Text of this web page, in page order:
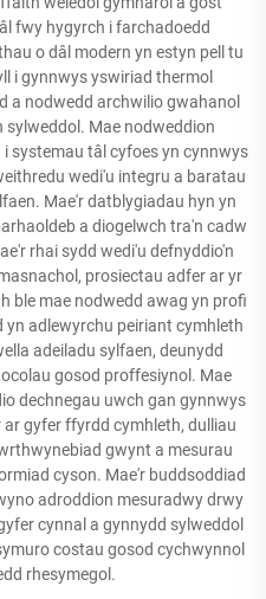
fwy hygyrch i farchadoedd
o dâl modern yn estyn pell tu
i gynnwys yswiriad thermol
a nodwedd archwilio gwahanol
sylweddol. Mae nodweddion
systemau tâl cyfoes yn cynnwys
wedi'u integru a baratau
Mae'r datblygiadau hyn yn
a diogelwch tra'n cadw
rhai sydd wedi'u defnyddio'n
prosiectau adfer ar yr
ble mae nodwedd awag yn profi
adlewyrchu peiriant cymhleth
adeiladu sylfaen, deunydd
gosod proffesiynol. Mae
dechnegau uwch gan gynnwys
gyfer ffyrdd cymhleth, dulliau
gwynt a mesurau
cyson. Mae'r buddsoddiad
adroddion mesuradwy drwy
cynnal a gynnydd sylweddol
costau gosod cychwynnol
rhesymegol.